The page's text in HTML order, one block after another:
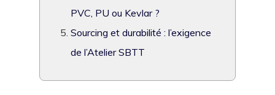
PVC, PU ou Kevlar ?
Sourcing et durabilité : l’exigence
de l’Atelier SBTT